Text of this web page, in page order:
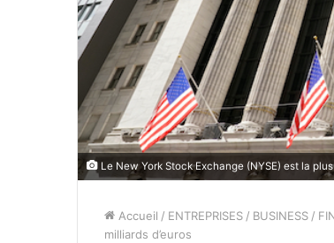
Le New York Stock Exchange (NYSE) est la
Accueil / ENTREPRISES / BUSINESS /
milliards d’euros